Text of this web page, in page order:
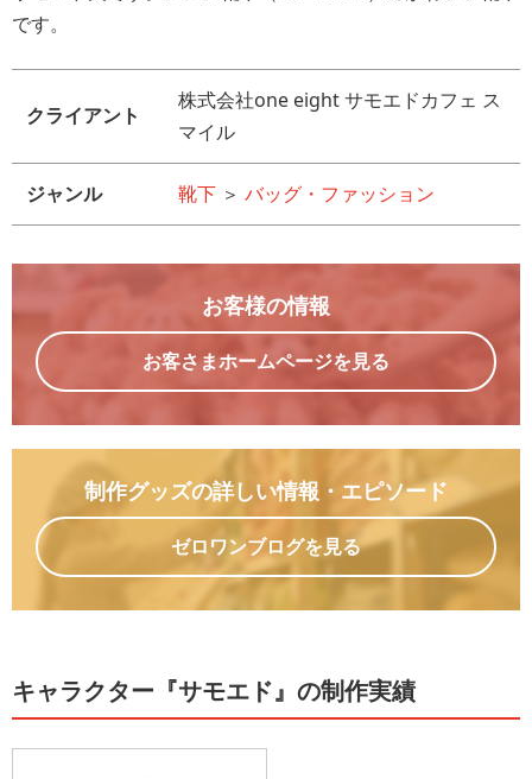
です。
クライアント
株式会社one eight サモエドカフェ ス
マイル
ジャンル 靴下 ＞ バッグ・ファッション
お客様の情報
お客さまホームページを見る
制作グッズの詳しい情報 ・エピソード
ゼロワンブログを見る
キャラクター『サモエド』の制作実績